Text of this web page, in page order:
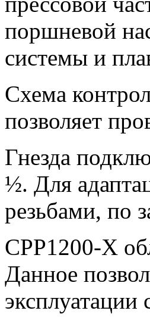
поршневой
системы и
Схема
позволяет
Гнезда
½​.​ Для
резьбами, по
CPP1200-X​
Данное
эксплуатации